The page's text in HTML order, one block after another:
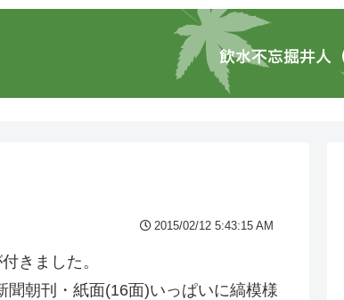
2015/02/12 5:43:15 AM
きました。
朝刊・紙面(16面)いっぱいに縞模様